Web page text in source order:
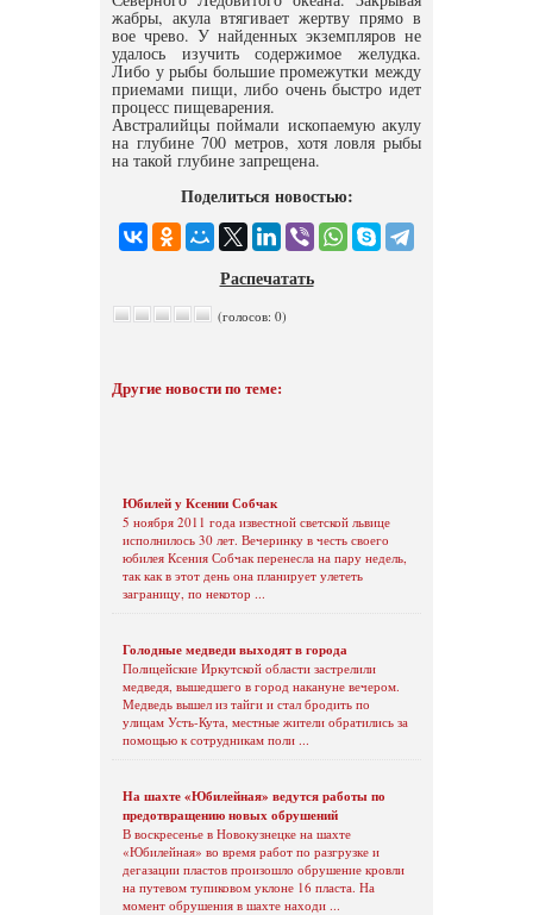
жабры, акула втягивает жертву прямо в
вое чрево. У найденных экземпляров не
удалось изучить содержимое желудка.
Либо у рыбы большие промежутки между
приемами пищи, либо очень быстро идет
процесс пищеварения.
Австралийцы поймали ископаемую акулу
на глубине 700 метров, хотя ловля рыбы
на такой глубине запрещена.
Поделиться новостью:
Распечатать
(голосов: 0)
Другие новости по теме:
Юбилей у Ксении Собчак
5 ноября 2011 года известной светской львице
исполнилось 30 лет. Вечеринку в честь своего
юбилея Ксения Собчак перенесла на пару недель,
так как в этот день она планирует улететь
заграницу, по некотор ...
Голодные медведи выходят в города
Полицейские Иркутской области застрелили
медведя, вышедшего в город накануне вечером.
Медведь вышел из тайги и стал бродить по
улицам Усть-Кута, местные жители обратились за
помощью к сотрудникам поли ...
На шахте «Юбилейная» ведутся работы по
предотвращению новых обрушений
В воскресенье в Новокузнецке на шахте
«Юбилейная» во время работ по разгрузке и
дегазации пластов произошло обрушение кровли
на путевом тупиковом уклоне 16 пласта. На
момент обрушения в шахте находи ...